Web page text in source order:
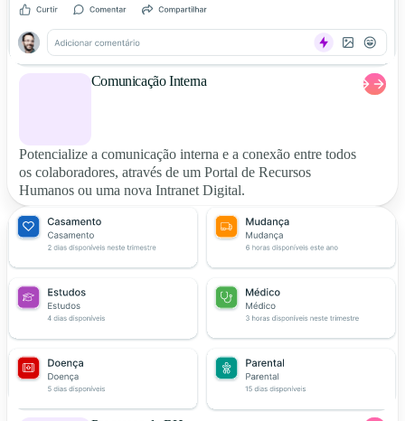
Comunicação Interna
Potencialize a comunicação interna e a conexão entre todos
os colaboradores, através de um Portal de Recursos
Humanos ou uma nova Intranet Digital.